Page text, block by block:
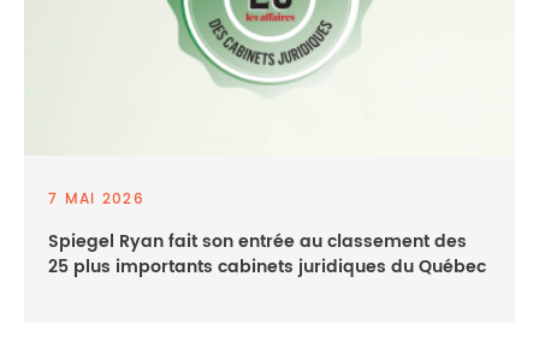
7 MAI 2026
Spiegel Ryan fait son entrée au classement des
25 plus importants cabinets juridiques du Québec